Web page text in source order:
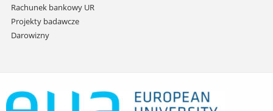
Rachunek bankowy UR
Projekty badawcze
Darowizny